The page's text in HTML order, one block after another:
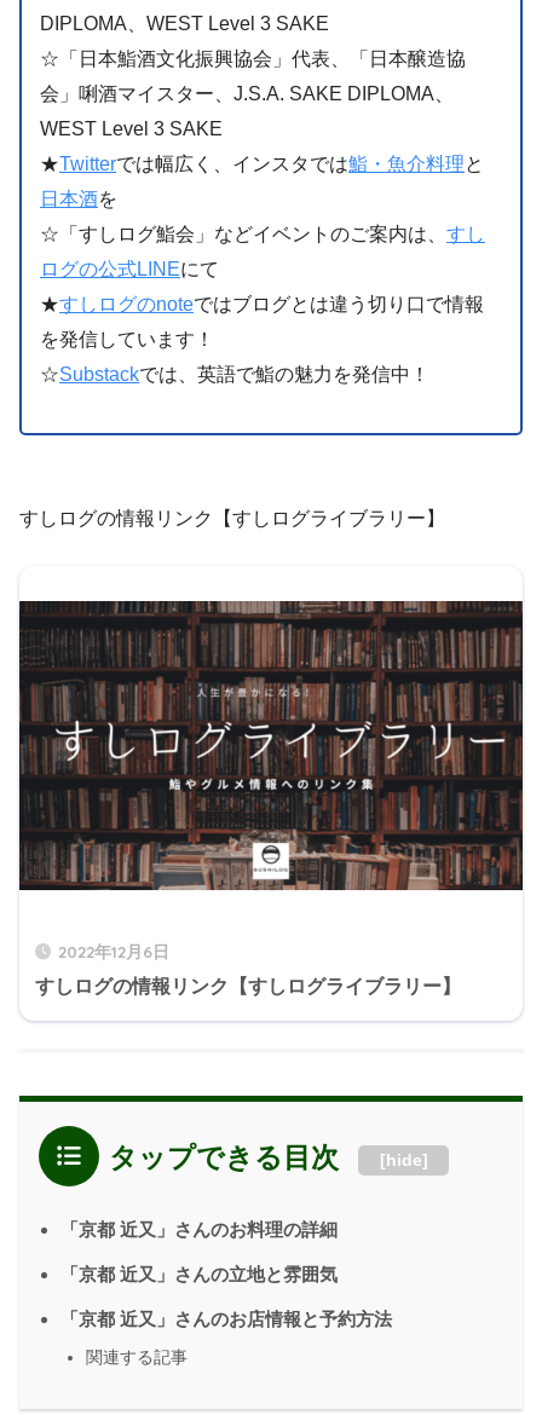
DIPLOMA、WEST Level 3 SAKE
☆「日本鮨酒文化振興協会」代表、「日本醸造協
会」唎酒マイスター、J.S.A. SAKE DIPLOMA、
WEST Level 3 SAKE
★Twitterでは幅広く、インスタでは鮨・魚介料理と
日本酒を
☆「すしログ鮨会」などイベントのご案内は、 すし
ログの公式LINEにて
★すしログのnoteではブログとは違う切り口で情報
を発信しています！
☆Substackでは、英語で鮨の魅力を発信中！
すしログの情報リンク【すしログライブラリー】
2022年12月6日
すしログの情報リンク【すしログライブラリー】
タップできる目次 [hide]
「京都 近又」さんのお料理の詳細
「京都 近又」さんの立地と雰囲気
「京都 近又」さんのお店情報と予約方法
関連する記事